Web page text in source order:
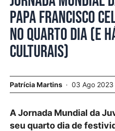
Papa Francisco
no quarto dia (e
culturais)
Patrícia Martins 03 Ago 2023
A Jornada Mundial da
seu quarto dia de